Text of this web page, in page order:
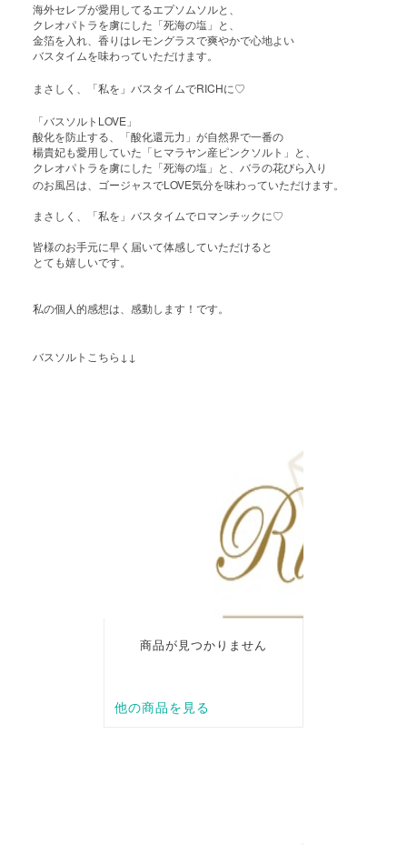
海外セレブが愛用してるエプソムソルと、
クレオパトラを虜にした「死海の塩」と、
金箔を入れ、香りはレモングラスで爽やかで心地よい
バスタイムを味わっていただけます。
まさしく、「私を」バスタイムでRICHに♡
「バスソルト LOVE 」
酸化を防止する、「酸化還元力」が自然界で一番の
楊貴妃も愛用していた「ヒマラヤン産ピンクソルト」と、
クレオパトラを虜にした「死海の塩」と、バラの花びら入り
のお風呂は、ゴージャスでLOVE気分を味わっていただけます。
まさしく、「私を」バスタイムでロマンチックに♡
皆様のお手元に早く届いて体感していただけると
とても嬉しいです。
私の個人的感想は、感動します！です。
バスソルト こちら ↓↓